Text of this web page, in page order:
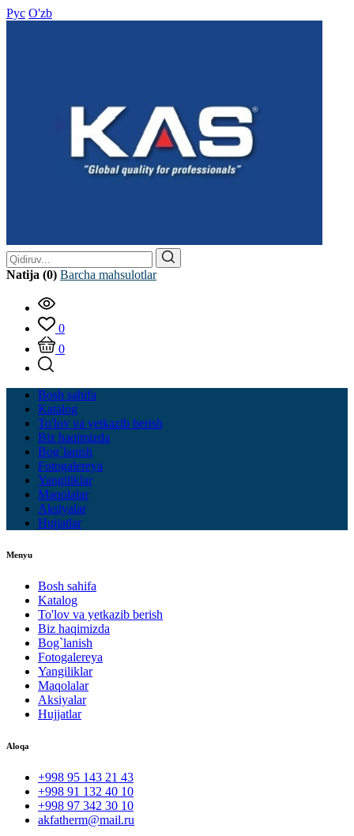
Рус O'zb
Natija (0) Barcha mahsulotlar
0
0
Bosh sahifa
Katalog
To'lov va yetkazib berish
Biz haqimizda
Bog`lanish
Fotogalereya
Yangiliklar
Maqolalar
Aksiyalar
Hujjatlar
Menyu
Bosh sahifa
Katalog
To'lov va yetkazib berish
Biz haqimizda
Bog`lanish
Fotogalereya
Yangiliklar
Maqolalar
Aksiyalar
Hujjatlar
Aloqa
+998 95 143 21 43
+998 91 132 40 10
+998 97 342 30 10
akfatherm@mail.ru